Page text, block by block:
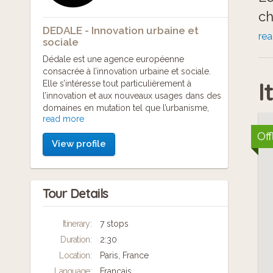
DEDALE - Innovation urbaine et
sociale
Dédale est une agence européenne
consacrée à l’innovation urbaine et sociale.
Elle s’intéresse tout particulièrement à
l’innovation et aux nouveaux usages dans des
domaines en mutation tel que l’urbanisme,
les nouvelles technologies, la culture, le
développement durable ou le tourisme.
En pointe sur les questions d’innovation
urbaine, l’agence privilégie une approche par
les usages et intervient sur des missions
d’assistance à maîtrise d’ouvrage, études et
définition de stratégies territoriales,
accompagnement des politiques publiques,
urbains, conception d’applications mobiles
et de services numériques innovants,
stratégies de communication 360°,
dispositifs de concertation urbaine et de
read more
View profile
Tour Details
Itinerary:
7 stops
Duration:
2:30
Location:
Paris, France